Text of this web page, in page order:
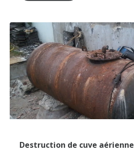
Destruction de cuve aérienne